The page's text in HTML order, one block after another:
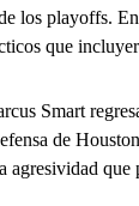
los playoffs.
que
Smart
de
agresividad